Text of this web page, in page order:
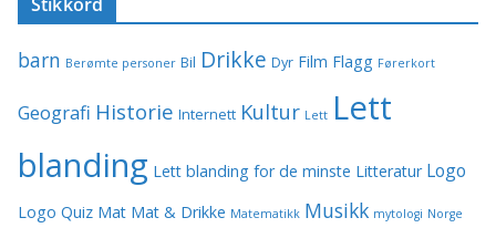
barn Berømte personer Bil Drikke Dyr Film Flagg Førerkort
Geografi Historie Internett Kultur Lett Lett
blanding Lett blanding for de minste Litteratur Logo
Logo Quiz Mat Mat & Drikke Matematikk Musikk mytologi Norge